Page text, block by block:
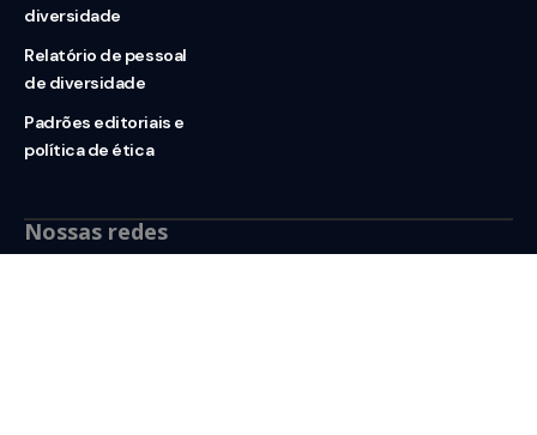
diversidade
Relatório de pessoal
de diversidade
Padrões editoriais e
política de ética
Nossas redes